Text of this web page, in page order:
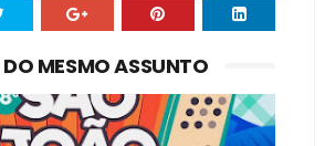
MESMO ASSUNTO